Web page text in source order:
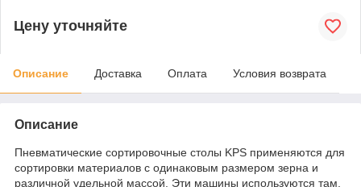
Цену уточняйте
Описание Доставка Оплата Условия возврата
Описание
Пневматические сортировочные столы KPS применяются для
сортировки материалов с одинаковым размером зерна и
различной удельной массой. Эти машины используются там,